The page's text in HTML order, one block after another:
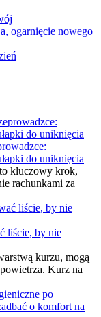
ogarnięcie nowego
do uniknięcia
kluczowy krok,
rachunkami za
liście, by nie
kurzu, mogą
Kurz na